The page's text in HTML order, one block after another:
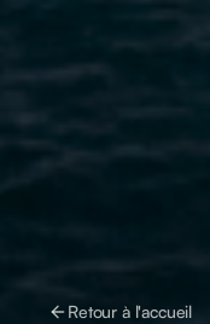
Retour à l'accueil